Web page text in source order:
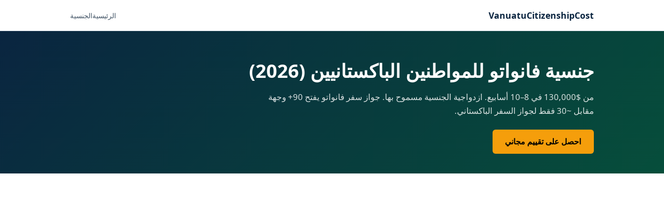
VanuatuCitizenshipCost الرئيسيةالجنسية
جنسية فانواتو للمواطنين الباكستانيين (2026)
من $130,000 في 8–10 أسابيع. ازدواجية الجنسية مسموح بها. جواز سفر فانواتو يفتح 90+ وجهة
مقابل ~30 فقط لجواز السفر الباكستاني.
احصل على تقييم مجاني